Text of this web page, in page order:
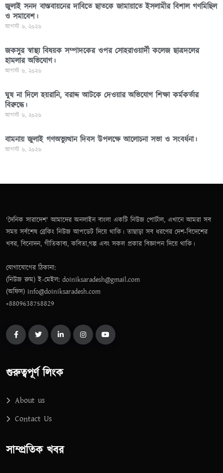
জুলাই সনদ বাস্তবায়নের দাবিতে ছাতকে জামায়াতে ইসলামীর বিশাল গণমিছিল
ও সমাবেশ।
আগস্ট ৬, ২০২৬
জকসুর স্বাস্থ্য বিষয়ক সম্পাদকের ওপর সোহরাওয়ার্দী কলেজ ছাত্রদলের
হামলার অভিযোগ।
আগস্ট ৬, ২০২৬
ঘুষ না দিলে হয়রানি, বরাদ্দ আটকে দেওয়ার অভিযোগ শিক্ষা কর্মকর্তার
বিরুদ্ধে।
আগস্ট ৬, ২০২৬
বামনায় জুলাই গণঅভ্যুত্থান দিবস উপলক্ষে আলোচনা সভা ও সংবর্ধনা।
আগস্ট ৬, ২০২৬
'দৈনিক সারাদেশ' আমাদের অনলাইন বাংলা একটি নিউজ পোর্টাল, এখানে আমরা সব
সময় সর্বশেষ ব্রেকিং নিউজ আপডেট দিয়ে থাকি। তাছাড়া সব ধরণের দেশ-বিদেশের
খবর, বিনোদন, গীতিকাব্য, কবিতা,গল্প এবং সকল প্রকার বিজ্ঞাপন দিয়ে থাকি।
যোগাযোগের ঠিকানা:
(নিউজ রুম) ই-মেইল: doiniksaradesh@gmail.com
(অফিস) info@doiniksaradesh.com
+8809638758829
গুরুত্বপূর্ণ লিংক
About us
Contact Us
সাম্প্রতিক খবর